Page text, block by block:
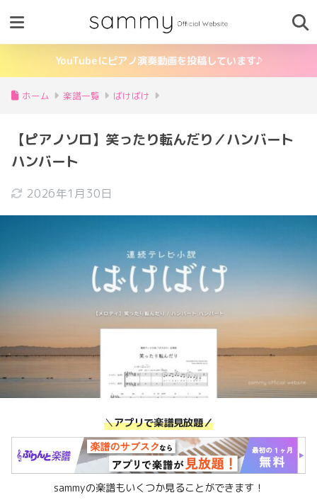
YouTubeにピアノ演奏動画を投稿しています♪
ホーム 楽譜一覧 ばけばけ
【ピアノソロ】笑ったり転んだり／ハンバート
ハンバート
2026年1月30日
＼アプリで楽譜見放題／
sammyの楽譜もいくつか見ることができます！